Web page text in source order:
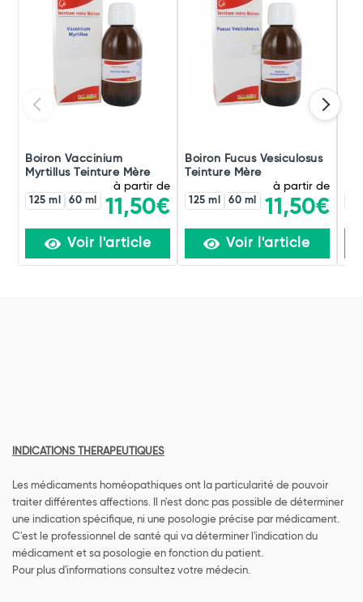
Boiron Vaccinium
Myrtillus Teinture Mère
125 ml 60 ml
à partir de
11,50€
Voir l'article
Boiron Fucus Vesiculosus
Teinture Mère
125 ml 60 ml
à partir de
11,50€
Voir l'article
INDICATIONS THERAPEUTIQUES
Les médicaments homéopathiques ont la particularité de pouvoir
traiter différentes affections. Il n'est donc pas possible de déterminer
une indication spécifique, ni une posologie précise par médicament.
C'est le professionnel de santé qui va déterminer l'indication du
médicament et sa posologie en fonction du patient.
Pour plus d'informations consultez votre médecin.